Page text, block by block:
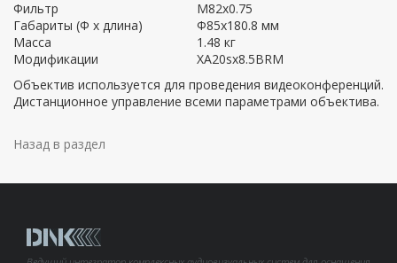
Фильтр
М82x0.75
Габариты (Ф х длина)
Ф85x180.8 мм
Масса
1.48 кг
Модификации
XA20sx8.5BRМ
Объектив используется для проведения видеоконференций.
Дистанционное управление всеми параметрами объектива.
Назад в раздел